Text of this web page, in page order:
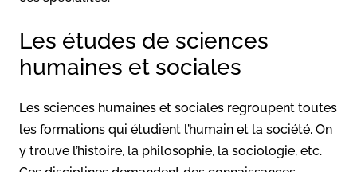
Les études de sciences
humaines et sociales
Les sciences humaines et sociales regroupent toutes
les formations qui étudient l’humain et la société. On
y trouve l’histoire, la philosophie, la sociologie, etc.